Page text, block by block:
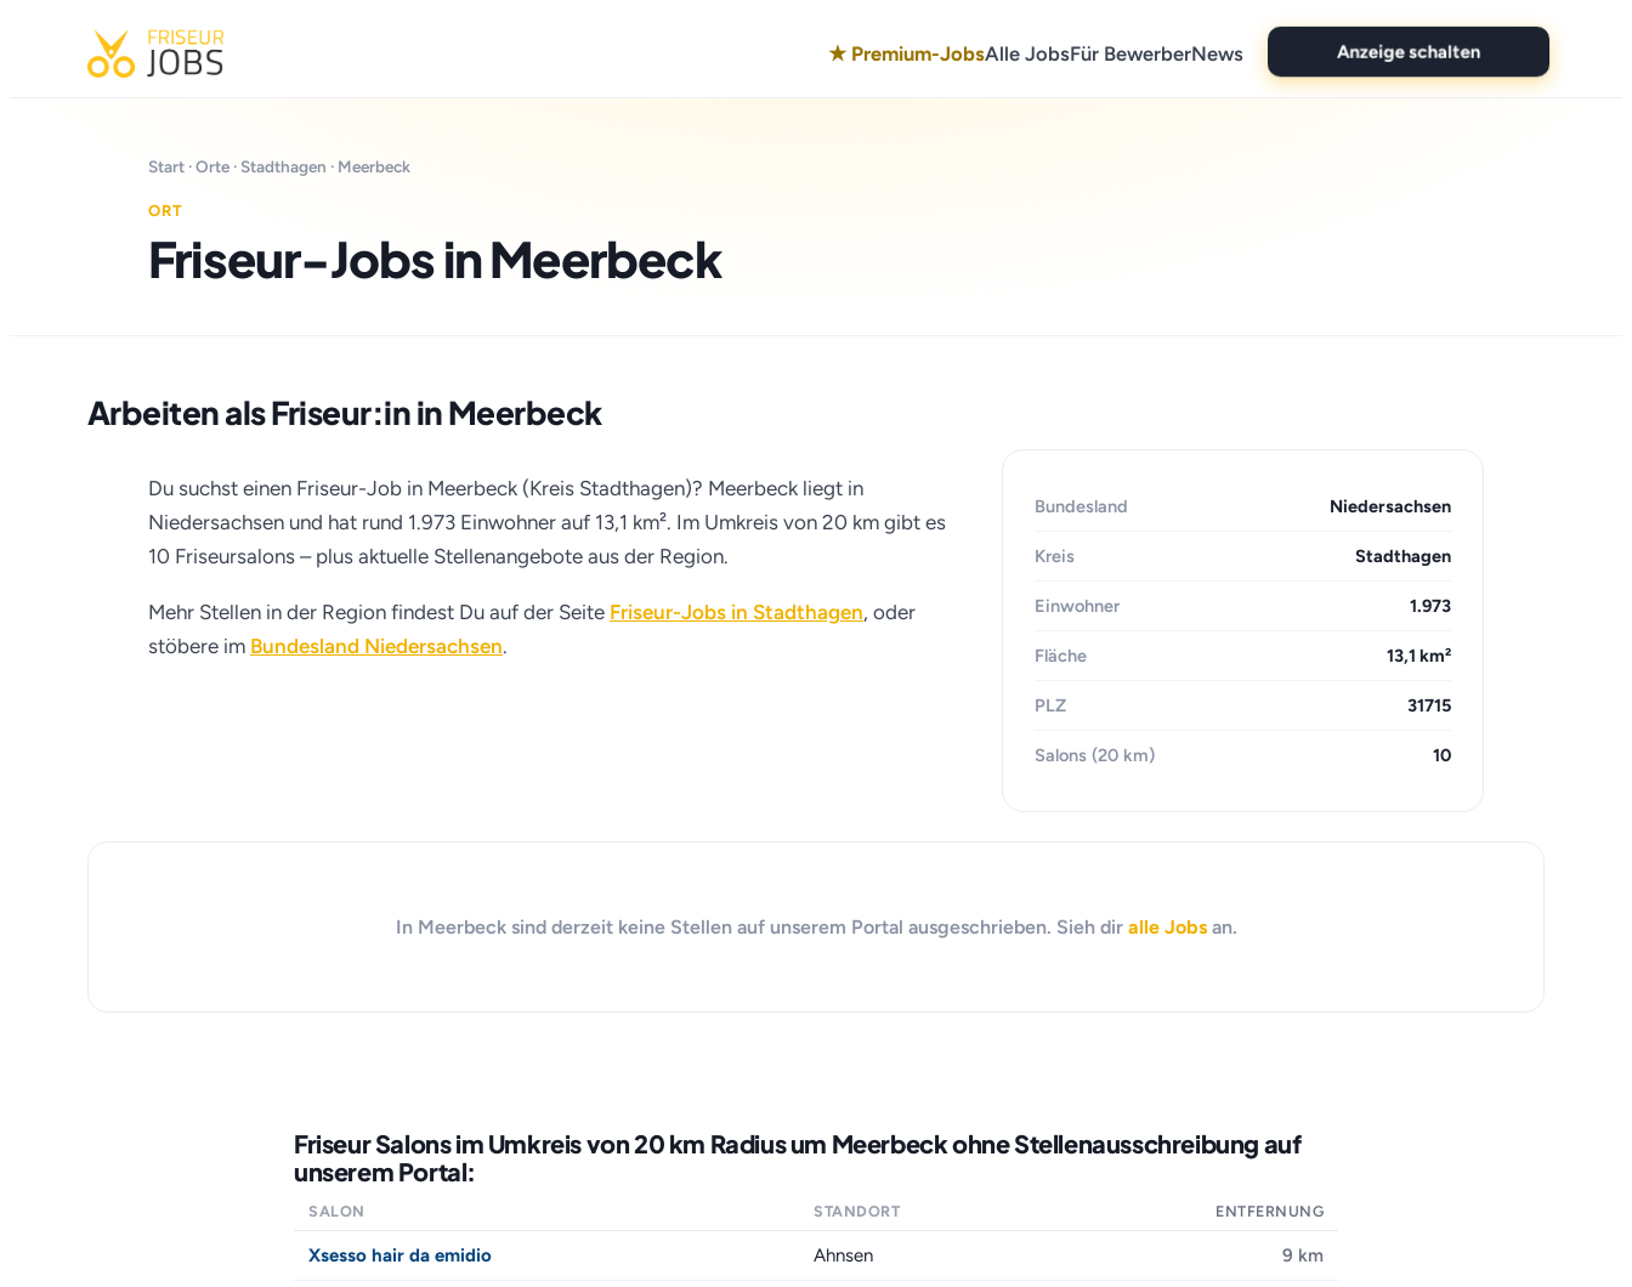
★ Premium-JobsAlle JobsFür BewerberNews Anzeige schalten
Start ·Orte · Stadthagen · Meerbeck
ORT
Friseur-Jobs in Meerbeck
Arbeiten als Friseur:in in Meerbeck
Du suchst einen Friseur-Job in Meerbeck (Kreis Stadthagen)? Meerbeck liegt in
Niedersachsen und hat rund 1.973 Einwohner auf 13,1 km². Im Umkreis von 20 km gibt es
10 Friseursalons – plus aktuelle Stellenangebote aus der Region.
Mehr Stellen in der Region findest Du auf der Seite Friseur-Jobs in Stadthagen, oder
stöbere im Bundesland Niedersachsen.
Bundesland Niedersachsen
Kreis Stadthagen
Einwohner 1.973
Fläche 13,1 km²
PLZ 31715
Salons (20 km) 10
In Meerbeck sind derzeit keine Stellen auf unserem Portal ausgeschrieben. Sieh dir alle Jobsan.
Friseur Salons im Umkreis von 20 km Radius um Meerbeck ohne Stellenausschreibung auf
unserem Portal:
SALON STANDORT ENTFERNUNG
Xsesso hair da emidio Ahnsen 9 km